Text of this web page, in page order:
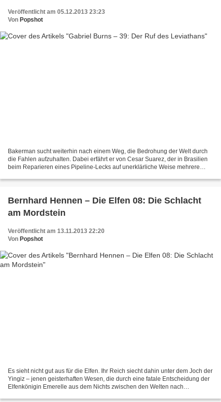
Veröffentlicht am 05.12.2013 23:23
Von Popshot
Bakerman sucht weiterhin nach einem Weg, die Bedrohung der Welt durch
die Fahlen aufzuhalten. Dabei erfährt er von Cesar Suarez, der in Brasilien
beim Reparieren eines Pipeline-Lecks auf unerklärliche Weise mehrere
Bernhard Hennen – Die Elfen 08: Die Schlacht
am Mordstein
Veröffentlicht am 13.11.2013 22:20
Von Popshot
Es sieht nicht gut aus für die Elfen. Ihr Reich siecht dahin unter dem Joch der
Yingiz – jenen geisterhaften Wesen, die durch eine fatale Entscheidung der
Elfenkönigin Emerelle aus dem Nichts zwischen den Welten nach